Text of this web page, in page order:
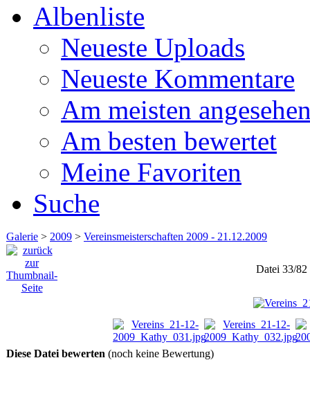
Albenliste
Neueste Uploads
Neueste Kommentare
Am meisten
Am besten bewertet
Meine Favoriten
Suche
Galerie > 2009 > Vereinsmeisterschaften 2009 - 21.12.2009
Datei 33/82
Diese Datei bewerten (noch keine Bewertung)